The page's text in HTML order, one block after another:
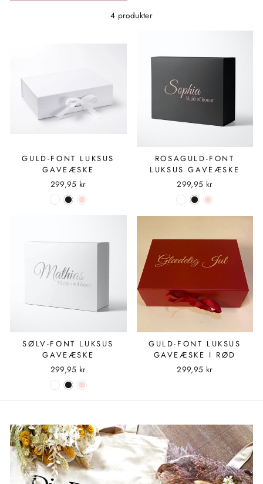
4 produkter
GULD-FONT LUKSUS
GAVEÆSKE
299,95 kr
ROSAGULD-FONT
LUKSUS GAVEÆSKE
299,95 kr
SØLV-FONT LUKSUS
GAVEÆSKE
299,95 kr
GULD-FONT LUKSUS
GAVEÆSKE I RØD
299,95 kr